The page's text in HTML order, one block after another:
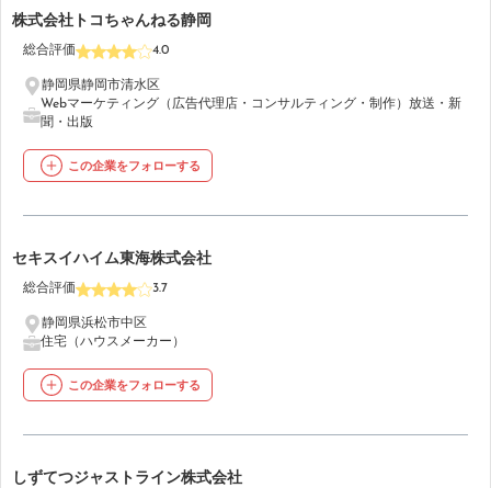
6
株式会社トコちゃんねる静岡
総合評価 4.0
静岡県静岡市清水区
Webマーケティング（広告代理店・コンサルティング・制作）放送・新
聞・出版
この企業をフォローする
7
セキスイハイム東海株式会社
総合評価 3.7
静岡県浜松市中区
住宅（ハウスメーカー）
この企業をフォローする
8しずてつジャストライン株式会社